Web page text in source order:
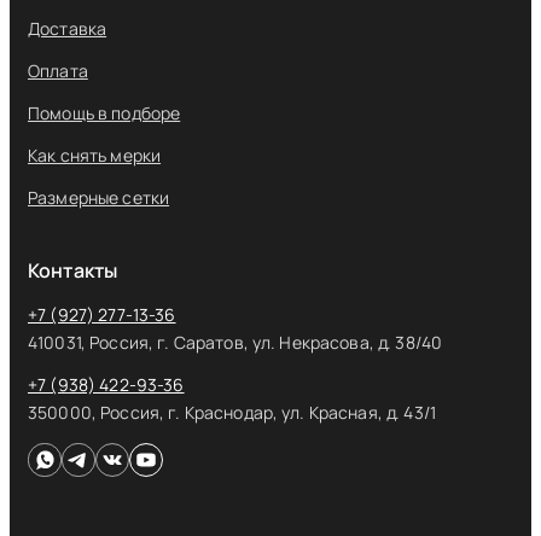
Доставка
Оплата
Помощь в подборе
Как снять мерки
Размерные сетки
Контакты
+7 (927) 277-13-36
410031, Россия, г. Саратов, ул. Некрасова, д. 38/40
+7 (938) 422-93-36
350000, Россия, г. Краснодар, ул. Красная, д. 43/1